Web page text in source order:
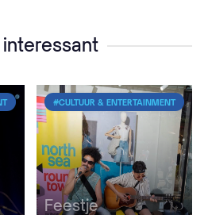
#CULTUUR & ENTERTAINMENT
Feestje